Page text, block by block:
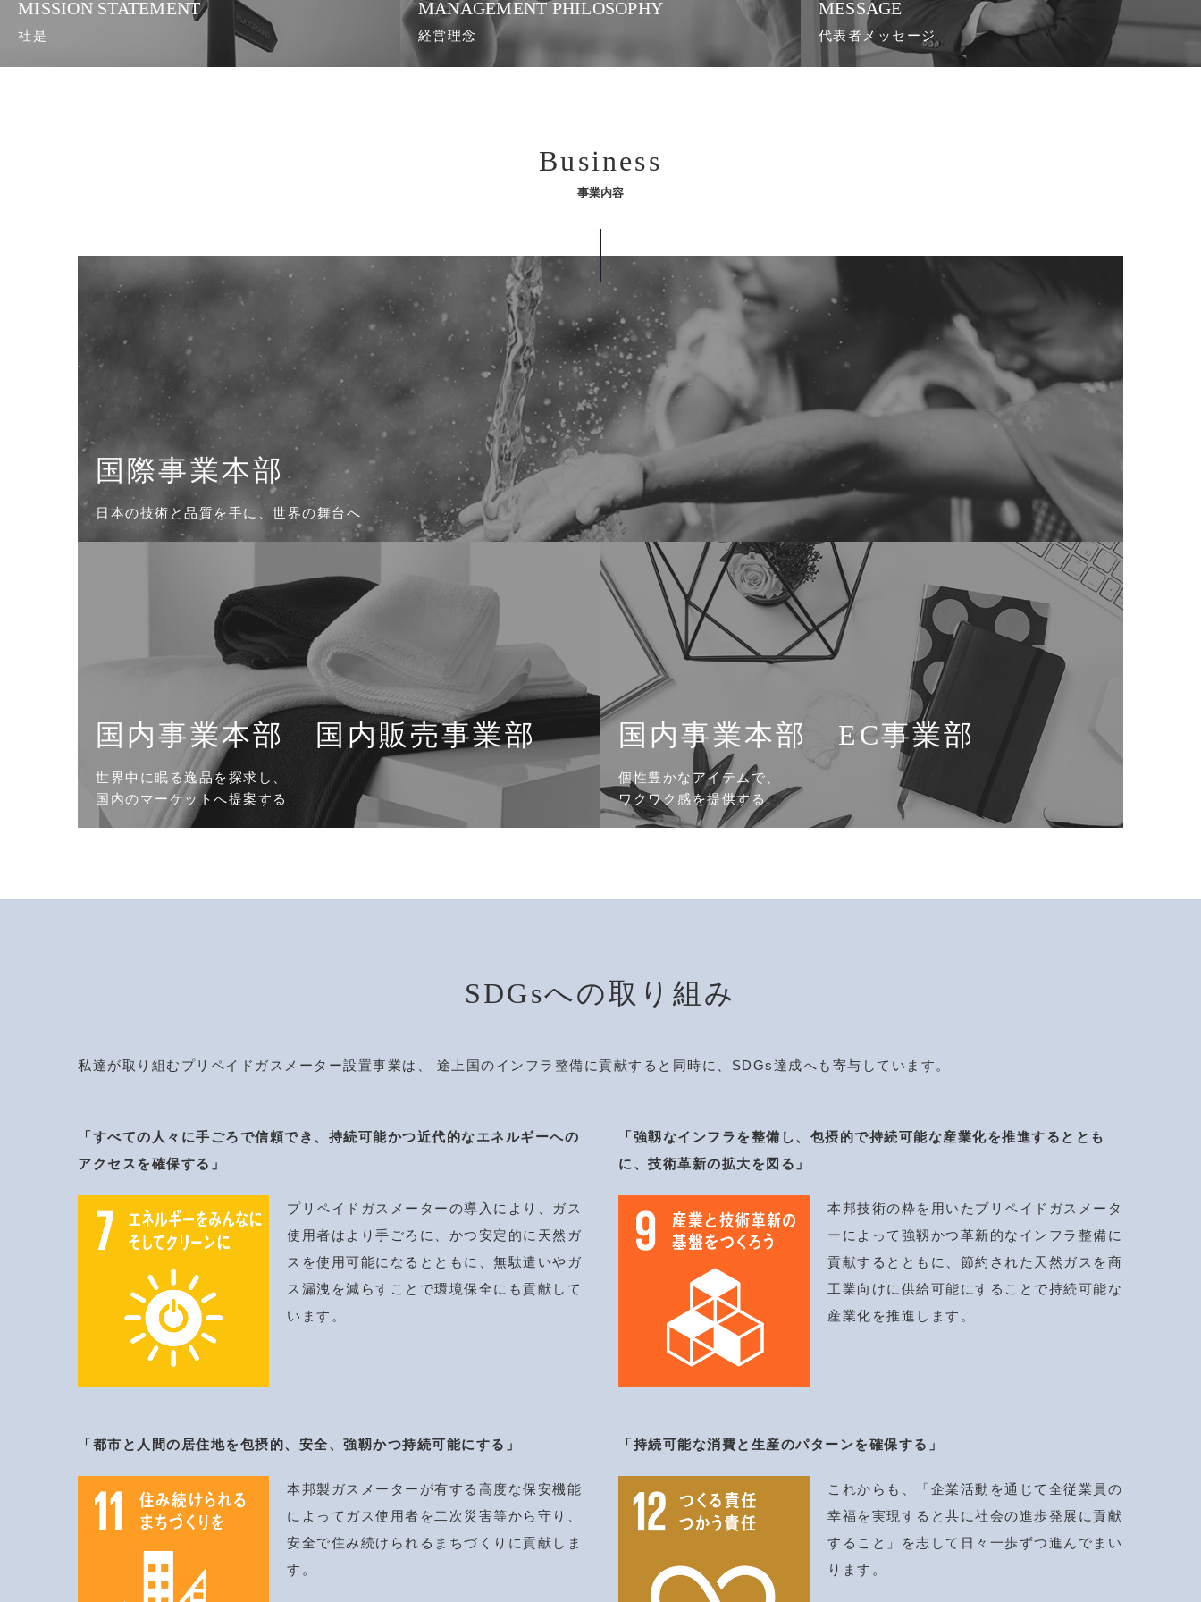
MISSION STATEMENT
社是
MANAGEMENT PHILOSOPHY
経営理念
MESSAGE
代表者メッセージ
Business
事業内容
国際事業本部
日本の技術と品質を手に、世界の舞台へ
国内事業本部 国内販売事業部
世界中に眠る逸品を探求し、
国内のマーケットへ提案する
国内事業本部 EC事業部
個性豊かなアイテムで、
ワクワク感を提供する
SDGsへの取り組み
私達が取り組むプリペイドガスメーター設置事業は、 途上国のインフラ整備に貢献すると同時に、SDGs達成へも寄与しています。
「すべての人々に手ごろで信頼でき、持続可能かつ近代的なエネルギーへの
アクセスを確保する」
プリペイドガスメーターの導入により、ガス
使用者はより手ごろに、かつ安定的に天然ガ
スを使用可能になるとともに、無駄遣いやガ
ス漏洩を減らすことで環境保全にも貢献して
います。
「強靱なインフラを整備し、包摂的で持続可能な産業化を推進するととも
に、技術革新の拡大を図る」
本邦技術の粋を用いたプリペイドガスメータ
ーによって強靱かつ革新的なインフラ整備に
貢献するとともに、節約された天然ガスを商
工業向けに供給可能にすることで持続可能な
産業化を推進します。
「都市と人間の居住地を包摂的、安全、強靱かつ持続可能にする」
本邦製ガスメーターが有する高度な保安機能
によってガス使用者を二次災害等から守り、
安全で住み続けられるまちづくりに貢献しま
す。
「持続可能な消費と生産のパターンを確保する」
これからも、「企業活動を通じて全従業員の
幸福を実現すると共に社会の進歩発展に貢献
すること」を志して日々一歩ずつ進んでまい
ります。